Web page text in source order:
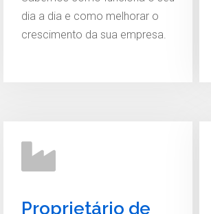
dia a dia e como melhorar o
crescimento da sua empresa.
Proprietário de